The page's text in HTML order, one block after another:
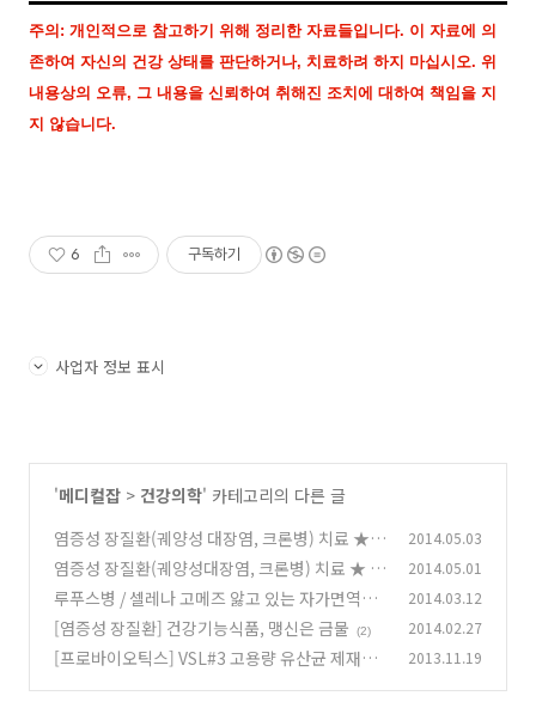
주의: 개인적으로 참고하기 위해 정리한 자료들입니다. 이 자료에 의
존하여 자신의 건강 상태를 판단하거나, 치료하려 하지 마십시오. 위
내용상의 오류, 그 내용을 신뢰하여 취해진 조치에 대하여 책임을 지
지 않습니다.
6 구독하기
사업자 정보 표시
'메디컬잡 > 건강의학' 카테고리의 다른 글
염증성 장질환(궤양성 대장염, 크론병) 치료 ★
칸포와 청대
(35)
2014.05.03
염증성 장질환(궤양성대장염, 크론병) 치료 ★ 프
로바이오틱스 효과 논란, 우유 알레르기(알러지)
(0)
2014.05.01
루푸스병 / 셀레나 고메즈 앓고 있는 자가면역질
환 (0)
2014.03.12
[염증성 장질환] 건강기능식품, 맹신은 금물 (2) 2014.02.27
[프로바이오틱스] VSL#3 고용량 유산균 제재에
2013.11.19